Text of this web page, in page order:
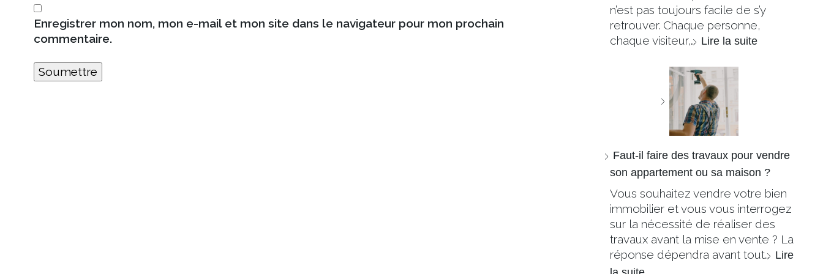
Enregistrer mon nom, mon e-mail et mon site dans le navigateur pour mon prochain
commentaire.
n’est pas toujours facile de s’y
retrouver. Chaque personne,
chaque visiteur,… Lire la suite
Faut-il faire des travaux pour vendre
son appartement ou sa maison ?
Vous souhaitez vendre votre bien
immobilier et vous vous interrogez
sur la nécessité de réaliser des
travaux avant la mise en vente ? La
réponse dépendra avant tout… Lire